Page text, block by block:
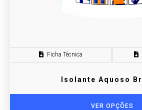
Ficha Técnica
Isolante Aquoso
VER OPÇÕES